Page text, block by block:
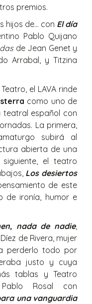
premios.
hijos de… con El día
Pablo Quijano
de Jean Genet y
Arrabal, y Titzina
el LAVA rinde
como uno de
teatral español con
La primera,
subirá al
abierta de una
el teatro
Los desiertos
de este
de ironía, humor e
nada de nadie,
de Rivera, mujer
perderlo todo por
justo y cuya
tablas y Teatro
Rosal con
una vanguardia